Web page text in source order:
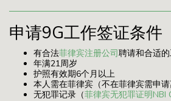
申请9G工作签证条件
有合法菲律宾注册公司聘请和合适
年满21周岁
护照有效期6个月以上
本人需在菲律宾（不在菲律宾需申请
无犯罪记录（菲律宾无犯罪证明NBI